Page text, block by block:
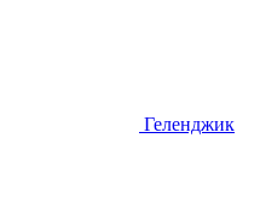
Геленджик